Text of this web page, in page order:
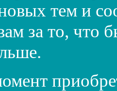
тем и
за то, что